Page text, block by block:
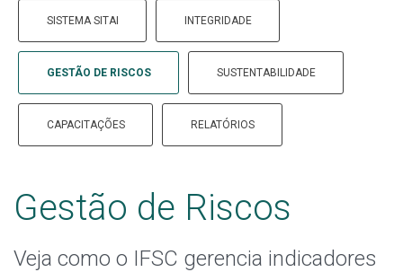
SISTEMA SITAI INTEGRIDADE
GESTÃO DE RISCOS SUSTENTABILIDADE
CAPACITAÇÕES RELATÓRIOS
Gestão de Riscos
Veja como o IFSC gerencia indicadores